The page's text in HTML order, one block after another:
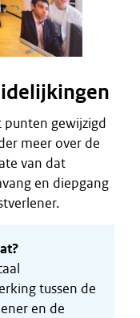
punten gewijzigd
meer over de
van dat
en diepgang
tussen de
en de